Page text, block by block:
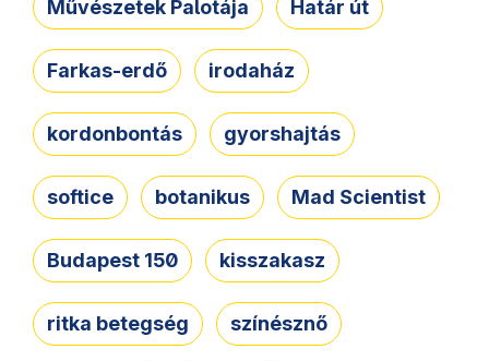
Művészetek Palotája Határ út
Farkas-erdő irodaház
kordonbontás gyorshajtás
softice botanikus Mad Scientist
Budapest 150 kisszakasz
ritka betegség színésznő